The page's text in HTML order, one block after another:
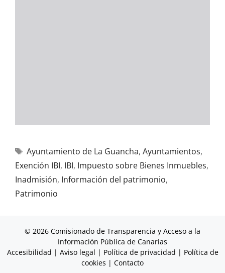
Ayuntamiento de La Guancha, Ayuntamientos,
Exención IBI, IBI, Impuesto sobre Bienes Inmuebles,
Inadmisión, Información del patrimonio,
Patrimonio
© 2026 Comisionado de Transparencia y Acceso a la
Información Pública de Canarias
Accesibilidad | Aviso legal | Política de privacidad | Política de
cookies | Contacto